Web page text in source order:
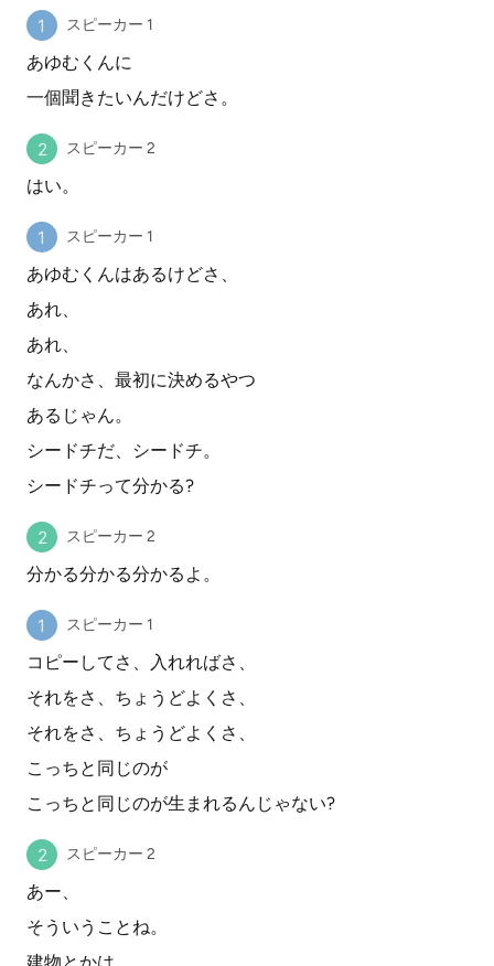
スピーカー 1
あゆむくんに
一個聞きたいんだけどさ。
スピーカー 2
はい。
スピーカー 1
あゆむくんはあるけどさ、
あれ、
あれ、
なんかさ、最初に決めるやつ
あるじゃん。
シードチだ、シードチ。
シードチって分かる?
スピーカー 2
分かる分かる分かるよ。
スピーカー 1
コピーしてさ、入れればさ、
それをさ、ちょうどよくさ、
それをさ、ちょうどよくさ、
こっちと同じのが
こっちと同じのが生まれるんじゃない?
スピーカー 2
あー、
そういうことね。